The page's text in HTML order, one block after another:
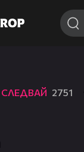
СЛЕДВАЙ 2751